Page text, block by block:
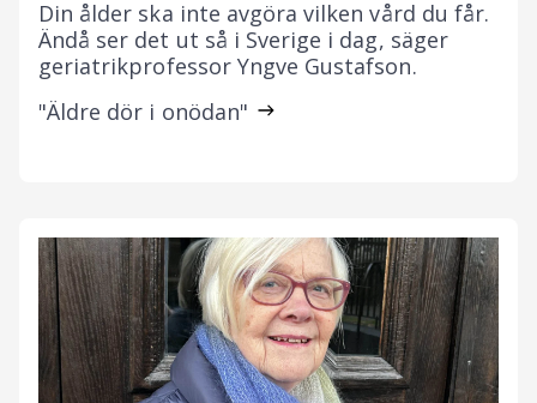
Din ålder ska inte avgöra vilken vård du får.
Ändå ser det ut så i Sverige i dag, säger
geriatrikprofessor Yngve Gustafson.
"Äldre dör i onödan"